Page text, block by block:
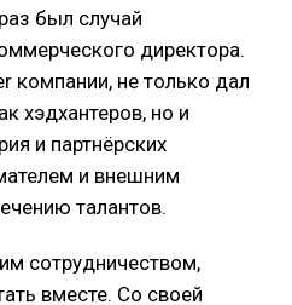
был случай
директора.
компании, не только дал
хэдхантеров, но и
и партнёрских
и внешним
талантов.
сотрудничеством,
вместе. Со своей